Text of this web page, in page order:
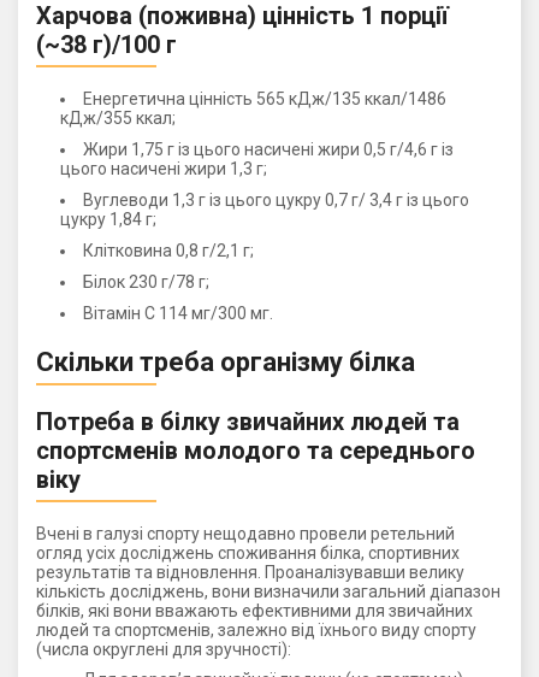
Харчова (поживна) цінність 1 порції
(~38 г)/100 г
Енергетична цінність 565 кДж/135 ккал/1486
кДж/355 ккал;
Жири 1,75 г із цього насичені жири 0,5 г/4,6 г із
цього насичені жири 1,3 г;
Вуглеводи 1,3 г із цього цукру 0,7 г/ 3,4 г із цього
цукру 1,84 г;
Клітковина 0,8 г/2,1 г;
Білок 230 г/78 г;
Вітамін С 114 мг/300 мг.
Скільки треба організму білка
Потреба в білку звичайних людей та
спортсменів молодого та середнього
віку
Вчені в галузі спорту нещодавно провели ретельний
огляд усіх досліджень споживання білка, спортивних
результатів та відновлення. Проаналізувавши велику
кількість досліджень, вони визначили загальний діапазон
білків, які вони вважають ефективними для звичайних
людей та спортсменів, залежно від їхнього виду спорту
(числа округлені для зручності):